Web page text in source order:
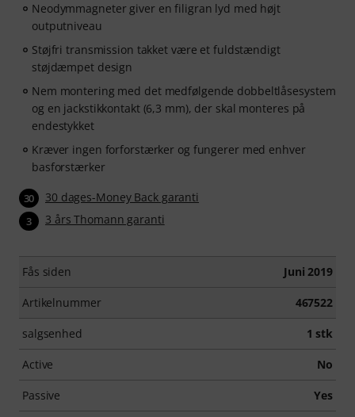
Neodymmagneter giver en filigran lyd med højt
outputniveau
Støjfri transmission takket være et fuldstændigt
støjdæmpet design
Nem montering med det medfølgende dobbeltlåsesystem
og en jackstikkontakt (6,3 mm), der skal monteres på
endestykket
Kræver ingen forforstærker og fungerer med enhver
basforstærker
30 30 dages-Money Back garanti
3 3 års Thomann garanti
Fås siden Juni 2019
Artikelnummer 467522
salgsenhed 1 stk
Active No
Passive Yes